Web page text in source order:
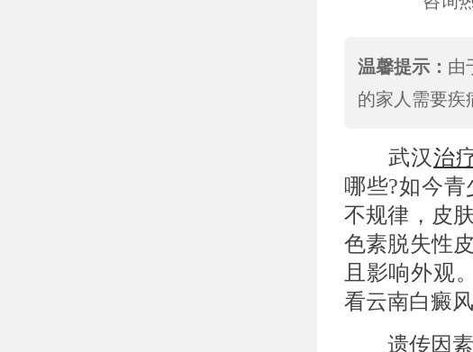
温馨提示： 由
的家人需要疾
武汉治
哪些?如今
不规律，皮
色素脱失性
且影响外观
看云南白癜
遗传因素